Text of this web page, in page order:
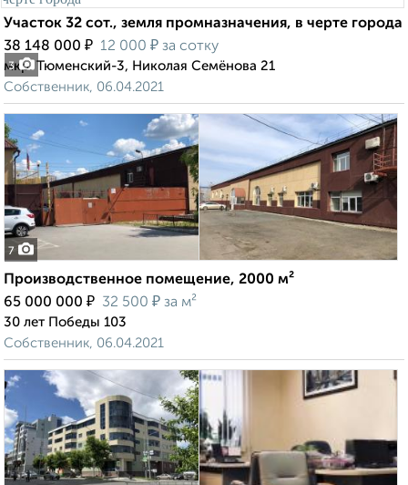
3
Участок 32 сот., земля промназначения, в черте города
38 148 000 ₽ 12 000 ₽ за сотку
мкр. Тюменский-3, Николая Семёнова 21
Собственник, 06.04.2021
7
Производственное помещение, 2000 м²
65 000 000 ₽ 32 500 ₽ за м²
30 лет Победы 103
Собственник, 06.04.2021